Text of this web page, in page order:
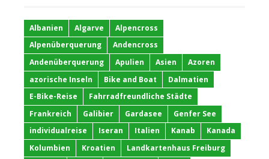
Albanien Algarve
Alpencross
Alpenüberquerung
Andencross
Andenüberquerung
Apulien Asien
Azoren
azorische Inseln
Bike and Boat
Dalmatien
E-Bike-Reise
Fahrradfreundliche Städte
Frankreich
Galibier Gardasee
Genfer See
individualreise
Iseran Italien Kanab
Kanada
Kolumbien
Kroatien
Landkartenhaus Freiburg